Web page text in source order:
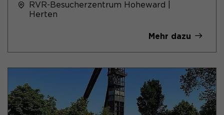
RVR-Besucherzentrum Hoheward |
Herten
Mehr dazu